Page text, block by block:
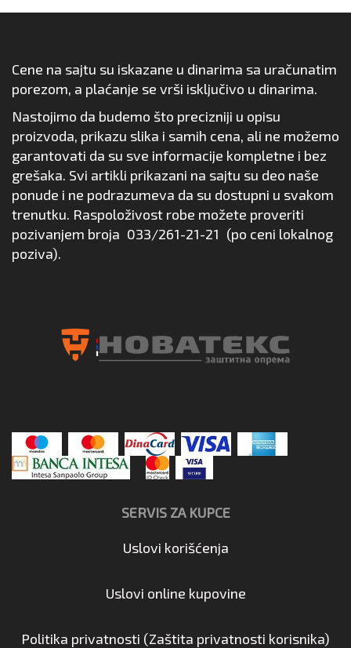
Cene na sajtu su iskazane u dinarima sa uračunatim
porezom, a plaćanje se vrši isključivo u dinarima.
Nastojimo da budemo što precizniji u opisu
proizvoda, prikazu slika i samih cena, ali ne možemo
garantovati da su sve informacije kompletne i bez
grešaka. Svi artikli prikazani na sajtu su deo naše
ponude i ne podrazumeva da su dostupni u svakom
trenutku. Raspoloživost robe možete proveriti
pozivanjem broja 033/261-21-21 (po ceni lokalnog
poziva).
SERVIS ZA KUPCE
Uslovi korišćenja
Uslovi online kupovine
Politika privatnosti (Zaštita privatnosti korisnika)